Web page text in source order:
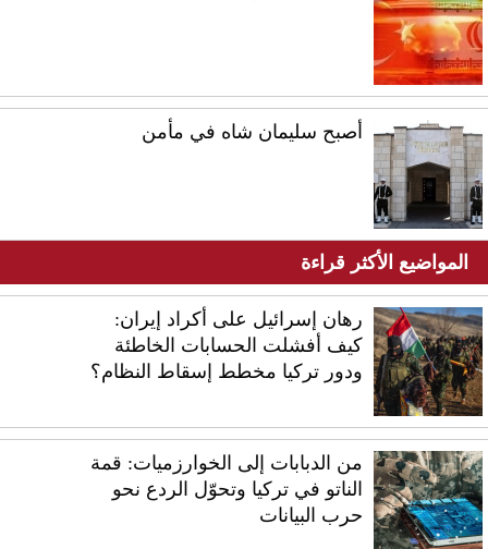
أصبح سليمان شاه في مأمن
المواضيع الأكثر قراءة
رهان إسرائيل على أكراد إيران:
كيف أفشلت الحسابات الخاطئة
ودور تركيا مخطط إسقاط النظام؟
من الدبابات إلى الخوارزميات: قمة
الناتو في تركيا وتحوّل الردع نحو
حرب البيانات